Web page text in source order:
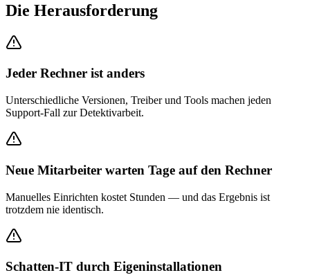
Die Herausforderung
Jeder Rechner ist anders
Unterschiedliche Versionen, Treiber und Tools machen jeden
Support-Fall zur Detektivarbeit.
Neue Mitarbeiter warten Tage auf den Rechner
Manuelles Einrichten kostet Stunden — und das Ergebnis ist
trotzdem nie identisch.
Schatten-IT durch Eigeninstallationen